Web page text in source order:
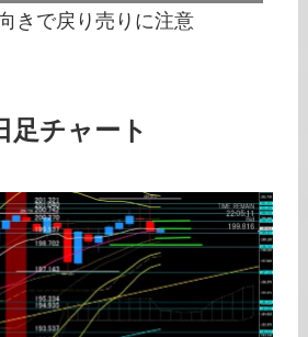
きで戻り売りに注意
足チャート